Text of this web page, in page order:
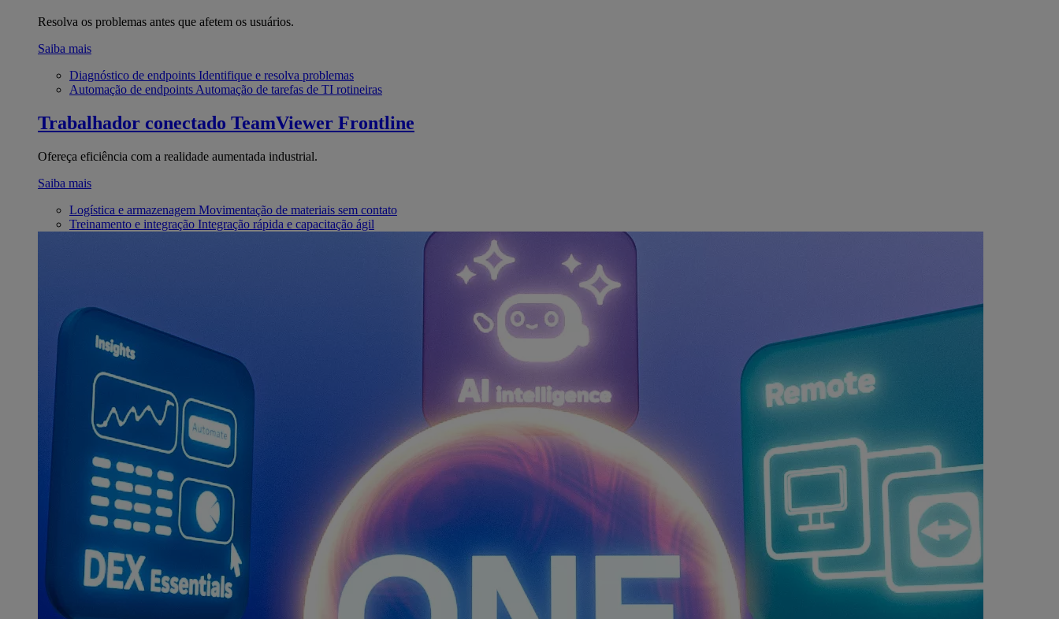
Resolva os problemas antes que afetem os usuários.
Saiba mais
Diagnóstico de endpoints Identifique e resolva problemas
Automação de endpoints Automação de tarefas de TI rotineiras
Trabalhador conectado TeamViewer Frontline
Ofereça eficiência com a realidade aumentada industrial.
Saiba mais
Logística e armazenagem Movimentação de materiais sem contato
Treinamento e integração Integração rápida e capacitação ágil